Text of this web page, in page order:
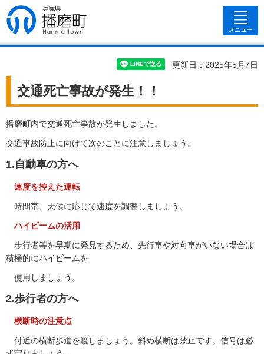
兵庫県 播磨
町
メニュー
更新日：2025年5月7日
交通死亡事故が発生！！
播磨町内で交通死亡事故が発生しました。
交通事故防止に向けて次のことに注意しましょう。
1.自動車の方へ
速度を控えた運転
時間帯、天候に応じて速度を調整しましょう。
ハイビームの活用
歩行者等を早期に発見するため、先行車や対向車がいない場合は
積極的にハイビームを
使用しましょう。
2.歩行者の方へ
横断時の注意点
付近の横断歩道を渡しましょう。斜め横断は禁止です。信号は必